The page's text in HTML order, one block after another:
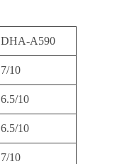
DHA-A590
7/10
6.5/10
6.5/10
7/10